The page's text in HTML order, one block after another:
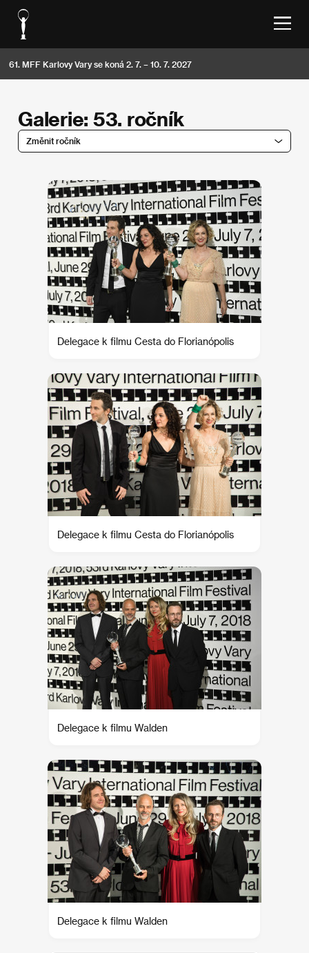
61. MFF Karlovy Vary se koná 2. 7. – 10. 7. 2027
Galerie: 53. ročník
Změnit ročník
Delegace k filmu Cesta do Florianópolis
Delegace k filmu Cesta do Florianópolis
Delegace k filmu Walden
Delegace k filmu Walden